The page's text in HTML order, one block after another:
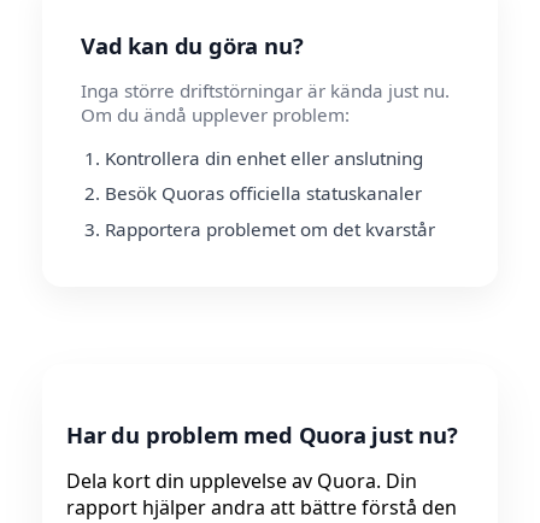
Vad kan du göra nu?
Inga större driftstörningar är kända just nu.
Om du ändå upplever problem:
Kontrollera din enhet eller anslutning
Besök Quoras officiella statuskanaler
Rapportera problemet om det kvarstår
Har du problem med Quora just nu?
Dela kort din upplevelse av Quora. Din
rapport hjälper andra att bättre förstå den